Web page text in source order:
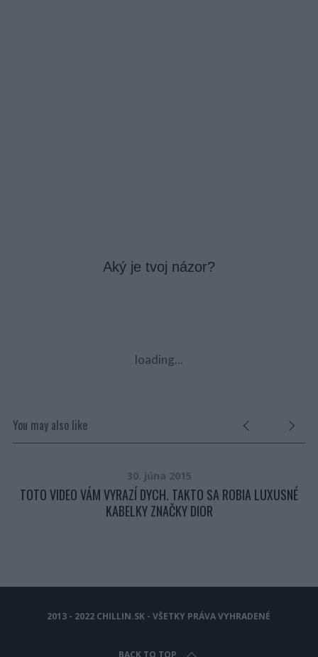
Aký je tvoj názor?
loading...
You may also like
30. júna 2015
TOTO VIDEO VÁM VYRAZÍ DYCH. TAKTO SA ROBIA LUXUSNÉ
KABELKY ZNAČKY DIOR
2013 - 2022 CHILLIN.SK - VŠETKY PRÁVA VYHRADENÉ
BACK TO TOP